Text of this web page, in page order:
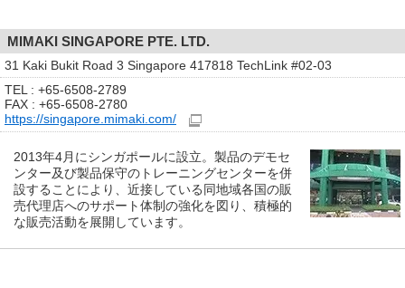
MIMAKI SINGAPORE PTE. LTD.
31 Kaki Bukit Road 3 Singapore 417818 TechLink #02-03
TEL : +65-6508-2789
FAX : +65-6508-2780
https://singapore.mimaki.com/
2013年4月にシンガポールに設立。製品のデモセ
ンター及び製品保守のトレーニングセンターを併
設することにより、近接している同地域各国の販
売代理店へのサポート体制の強化を図り、積極的
な販売活動を展開しています。